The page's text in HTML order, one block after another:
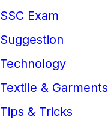
SSC Exam
Suggestion
Technology
Textile & Garments
Tips & Tricks